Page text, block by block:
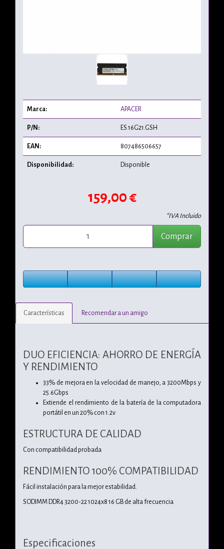
Marca: APACER
P/N: ES.16G21.GSH
EAN: 807486506657
Disponibilidad: Disponible
159,00 €
*IVA Incluido
Comprar
Características Recomendar a un amigo
DUO EFICIENCIA: AHORRO DE ENERGÍA
Y RENDIMIENTO
33% de mejora en la velocidad de manejo, a 3200Mbps y
25.6Gbps
Extiende el rendimiento de la batería de la computadora
portátil en un 20% con 1.2v
ESTRUCTURA DE CALIDAD
Con compatibilidad probada
RENDIMIENTO 100% COMPATIBILIDAD
Fácil instalación para la mejor estabilidad.
SODIMM DDR4 3200-22 1024x8 16 GB de alta frecuencia
Especificaciones